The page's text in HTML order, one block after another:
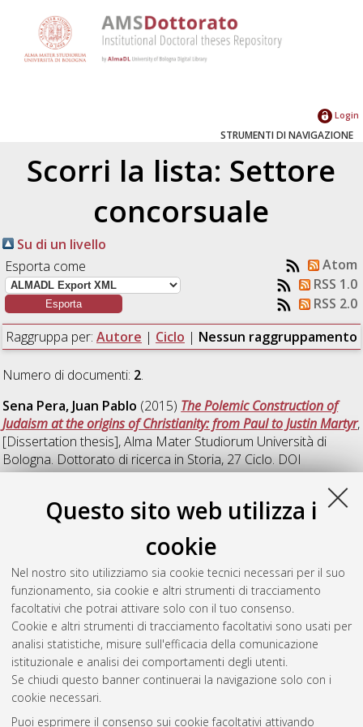
Questo sito web utilizza i
cookie
Nel nostro sito utilizziamo sia cookie tecnici necessari per il suo
funzionamento, sia cookie e altri strumenti di tracciamento
facoltativi che potrai attivare solo con il tuo consenso.
Cookie e altri strumenti di tracciamento facoltativi sono usati per
analisi statistiche, misure sull'efficacia della comunicazione
istituzionale e analisi dei comportamenti degli utenti.
Se chiudi questo banner continuerai la navigazione solo con i
cookie necessari.
Puoi esprimere il consenso sui cookie facoltativi attivando
Login
STRUMENTI DI NAVIGAZIONE
Scorri la lista: Settore
concorsuale
Su di un livello
Esporta come
Atom
RSS 1.0
RSS 2.0
Raggruppa per: Autore | Ciclo | Nessun raggruppamento
Numero di documenti: 2.
Sena Pera, Juan Pablo (2015) The Polemic Construction of
Judaism at the origins of Christianity: from Paul to Justin Martyr,
[Dissertation thesis], Alma Mater Studiorum Università di
Bologna. Dottorato di ricerca inStoria, 27 Ciclo. DOI
10.6092/unibo/amsdottorato/7099.
Troche, Facundo Daniel(2015)Il sistema della pesca nel
lago di Galilea al tempo di Gesù. Indagine sulla base dei papiri
documentari e dei dati archeologici e letterari.
thesis], Alma Mater Studiorum Università di Bologna.
Dottorato di ricerca inStoria , 27 Ciclo. DOI
10.6092/unibo/amsdottorato/7098.
Questa lista e' stata generata il Wed Aug 5 20:38:56 2026
Atom